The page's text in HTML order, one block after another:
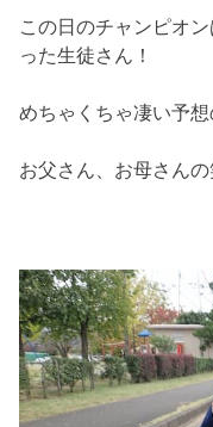
この日のチャンピオ
った生徒さん！
めちゃくちゃ凄い予想
お父さん、お母さん